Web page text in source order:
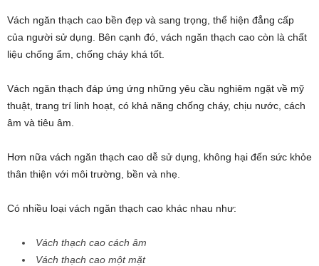
Vách ngăn thạch cao bền đẹp và sang trọng, thể hiện đẳng cấp
của người sử dụng. Bên cạnh đó, vách ngăn thạch cao còn là chất
liệu chống ẩm, chống cháy khá tốt.
Vách ngăn thạch đáp ứng ứng những yêu cầu nghiêm ngặt về mỹ
thuật, trang trí linh hoạt, có khả năng chống cháy, chịu nước, cách
âm và tiêu âm.
Hơn nữa vách ngăn thạch cao dễ sử dụng, không hại đến sức khỏe
thân thiện với môi trường, bền và nhẹ.
Có nhiều loại vách ngăn thạch cao khác nhau như:
Vách thạch cao cách âm
Vách thạch cao một mặt